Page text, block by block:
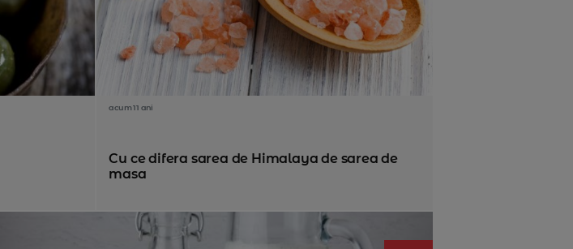
acum 11 ani
Cu ce difera sarea de Himalaya de sarea de
masa